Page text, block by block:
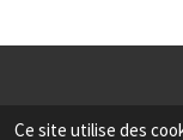
Ce site utilise des